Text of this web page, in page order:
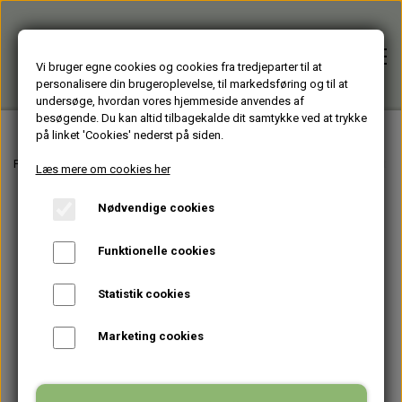
Forside
Firmagaver
Forside Varer fra Huset Venture Kolding
Vi bruger egne cookies og cookies fra tredjeparter til at
personalisere din brugeroplevelse, til markedsføring og til at
undersøge, hvordan vores hjemmeside anvendes af
besøgende. Du kan altid tilbagekalde dit samtykke ved at trykke
på linket 'Cookies' nederst på siden.
Læs mere om cookies her
Nødvendige cookies
Funktionelle cookies
Statistik cookies
Marketing cookies